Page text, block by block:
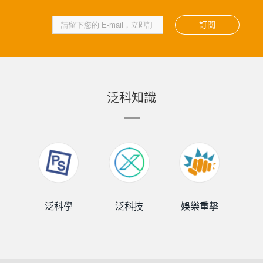
訂閱
泛科知識
泛科學 泛科技 娛樂重擊